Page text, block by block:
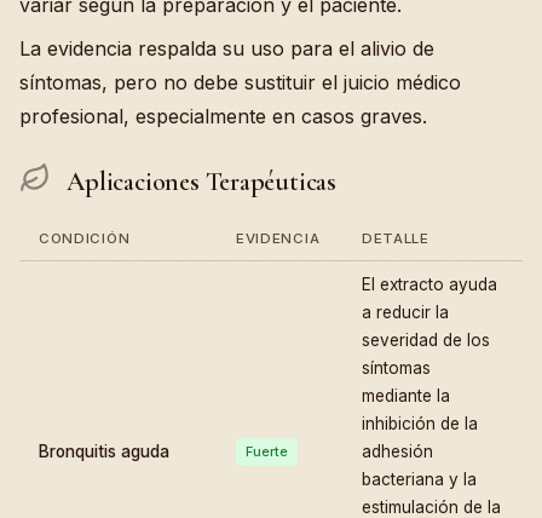
variar según la preparación y el paciente.
La evidencia respalda su uso para el alivio de
síntomas, pero no debe sustituir el juicio médico
profesional, especialmente en casos graves.
Aplicaciones Terapéuticas
CONDICIÓN EVIDENCIA DETALLE
Bronquitis aguda Fuerte
El extracto ayuda
a reducir la
severidad de los
síntomas
mediante la
inhibición de la
adhesión
bacteriana y la
estimulación de la